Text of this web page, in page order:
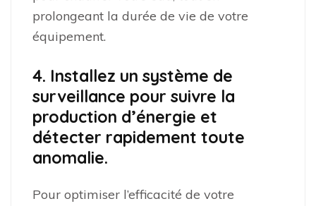
prolongeant la durée de vie de votre
équipement.
4. Installez un système de
surveillance pour suivre la
production d’énergie et
détecter rapidement toute
anomalie.
Pour optimiser l’efficacité de votre